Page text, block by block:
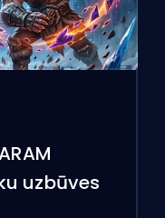
uzbūves